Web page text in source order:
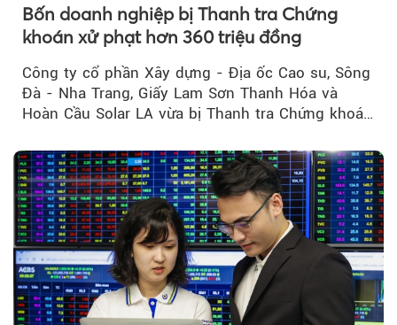
Bốn doanh nghiệp bị Thanh tra Chứng
khoán xử phạt hơn 360 triệu đồng
Công ty cổ phần Xây dựng - Địa ốc Cao su, Sông
Đà - Nha Trang, Giấy Lam Sơn Thanh Hóa và
Hoàn Cầu Solar LA vừa bị Thanh tra Chứng khoán
do vi phạm quy định về công bố thông tin trên
thị trường chứng khoán.